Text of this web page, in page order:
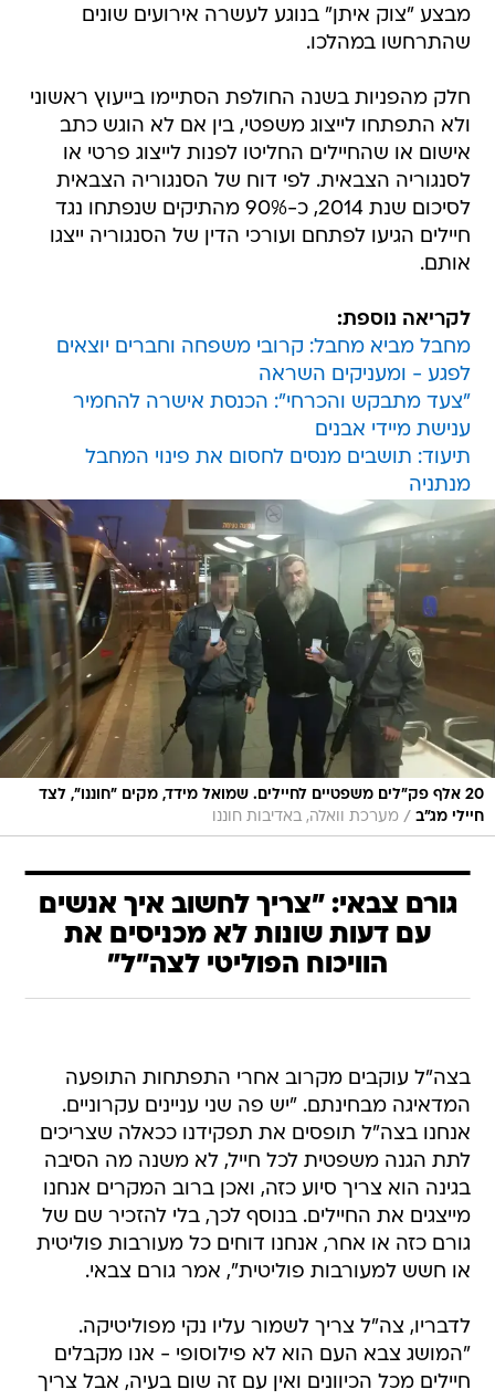
מבצע "צוק איתן" בנוגע לעשרה אירועים שונים
שהתרחשו במהלכו.
חלק מהפניות בשנה החולפת הסתיימו בייעוץ ראשוני
ולא התפתחו לייצוג משפטי, בין אם לא הוגש כתב
אישום או שהחיילים החליטו לפנות לייצוג פרטי או
לסנגוריה הצבאית. לפי דוח של הסנגוריה הצבאית
לסיכום שנת 2014, כ-90% מהתיקים שנפתחו נגד
חיילים הגיעו לפתחם ועורכי הדין של הסנגוריה ייצגו
אותם.
לקריאה נוספת:
מחבל מביא מחבל: קרובי משפחה וחברים יוצאים
לפגע - ומעניקים השראה
"צעד מתבקש והכרחי": הכנסת אישרה להחמיר
ענישת מיידי אבנים
תיעוד: תושבים מנסים לחסום את פינוי המחבל
מנתניה
20 אלף פק"לים משפטיים לחיילים. שמואל מידד, מקים "חוננו", לצד
חיילי מג"ב / מערכת וואלה, באדיבות חוננו
גורם צבאי: "צריך לחשוב איך אנשים
עם דעות שונות לא מכניסים את
הוויכוח הפוליטי לצה"ל"
בצה"ל עוקבים מקרוב אחרי התפתחות התופעה
המדאיגה מבחינתם. "יש פה שני עניינים עקרוניים.
אנחנו בצה"ל תופסים את תפקידנו ככאלה שצריכים
לתת הגנה משפטית לכל חייל, לא משנה מה הסיבה
בגינה הוא צריך סיוע כזה, ואכן ברוב המקרים אנחנו
מייצגים את החיילים. בנוסף לכך, בלי להזכיר שם של
גורם כזה או אחר, אנחנו דוחים כל מעורבות פוליטית
או חשש למעורבות פוליטית", אמר גורם צבאי.
לדבריו, צה"ל צריך לשמור עליו נקי מפוליטיקה.
"המושג צבא העם הוא לא פילוסופי - אנו מקבלים
חיילים מכל הכיוונים ואין עם זה שום בעיה, אבל צריך